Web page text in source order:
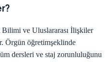
Bilimi ve Uluslararası İlişkiler
Örgün öğretimşeklinde
dersleri ve staj zorunluluğunu